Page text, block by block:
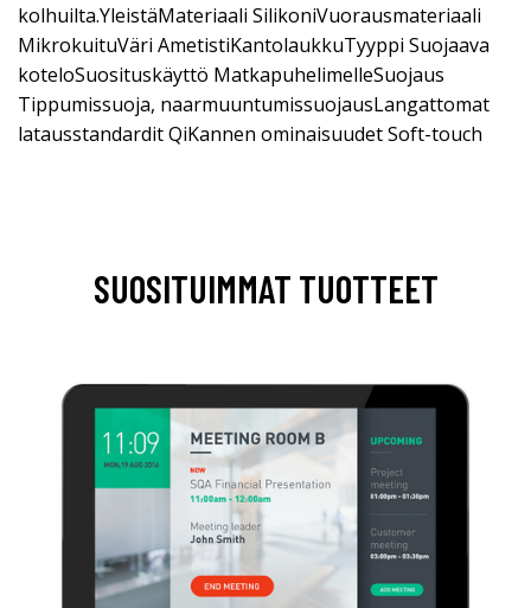
kolhuilta.YleistäMateriaali SilikoniVuorausmateriaali
MikrokuituVäri AmetistiKantolaukkuTyyppi Suojaava
koteloSuosituskäyttö MatkapuhelimelleSuojaus
Tippumissuoja, naarmuuntumissuojausLangattomat
latausstandardit QiKannen ominaisuudet Soft-touch
SUOSITUIMMAT TUOTTEET